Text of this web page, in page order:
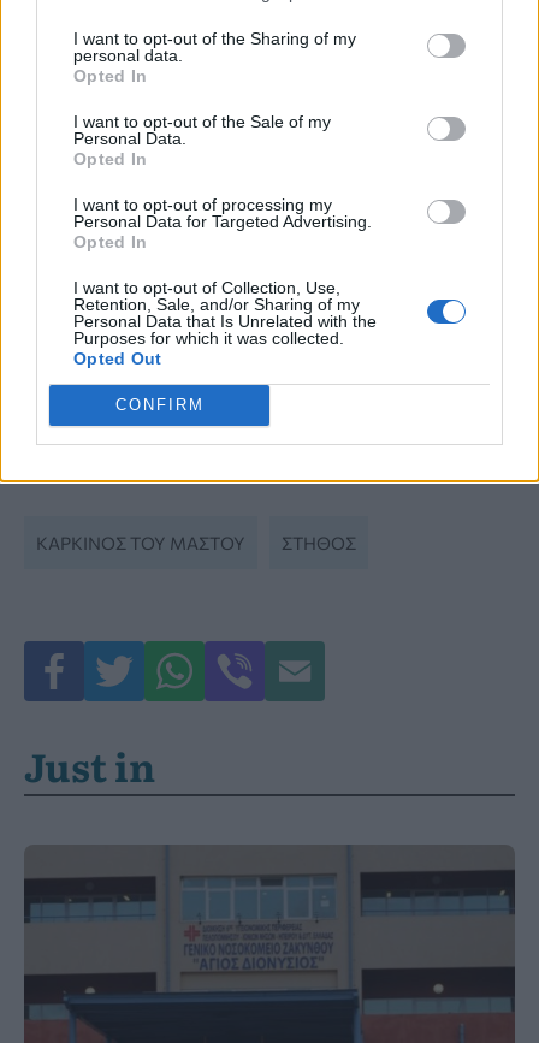
I want to opt-out of the Sharing of my
personal data.
Opted In
I want to opt-out of the Sale of my
Personal Data.
Opted In
I want to opt-out of processing my
Personal Data for Targeted Advertising.
Opted In
I want to opt-out of Collection, Use,
Retention, Sale, and/or Sharing of my
Personal Data that Is Unrelated with the
Purposes for which it was collected.
Opted Out
CONFIRM
Καρκίνος του μαστού: Γονιδιακά τεστ,
διατροφής στη μείωση του κινδύνου
υποτροπής
67χρονη εντόπισε το κρυφό σημάδι του
καρκίνου ενώ στέγνωνε τα μαλλιά της:
«Ελέγξτε το σώμα σας»
Ενθαρρυντικά αποτελέσματα μελέτης
για τον μεταστατικό καρκίνο του
μαστού
ΚΑΡΚΊΝΟΣ ΤΟΥ ΜΑΣΤΟΎ ΣΤΉΘΟΣ
Just in